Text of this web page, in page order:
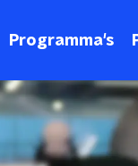
Programma's